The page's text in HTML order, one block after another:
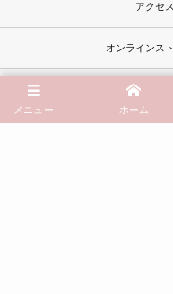
アクセ
オンラインス
イベン
メニュー ホーム